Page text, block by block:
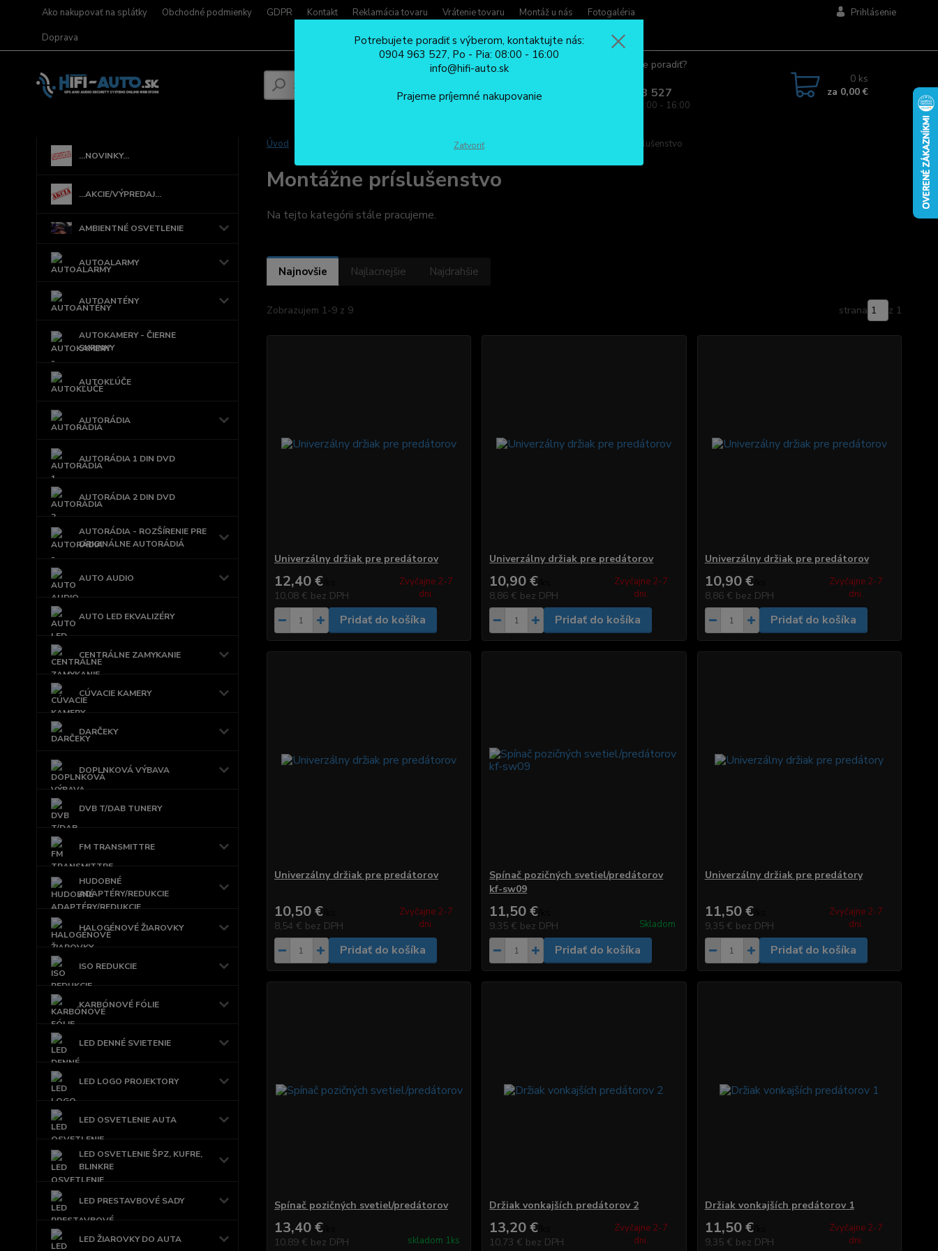
Ako nakupovať na splátky Obchodné podmienky GDPR Kontakt Reklamácia tovaru Vrátenie tovaru Montáž u nás
Fotogaléria
Doprava
Prihlásenie
Potrebujete poradiť?
0904 963 527
Po - Pia: 08:00 - 16:00
0 ks
za 0,00 €
...NOVINKY...
...AKCIE/VÝPREDAJ...
AMBIENTNÉ OSVETLENIE
AUTOALARMY
AUTOANTÉNY
AUTOKAMERY - ČIERNE
SKRINKY
AUTOKĽÚČE
AUTORÁDIA
AUTORÁDIA 1 DIN DVD
AUTORÁDIA 2 DIN DVD
AUTORÁDIA - ROZŠÍRENIE PRE
ORIGINÁLNE AUTORÁDIÁ
AUTO AUDIO
AUTO LED EKVALIZÉRY
CENTRÁLNE ZAMYKANIE
CÚVACIE KAMERY
DARČEKY
DOPLNKOVÁ VÝBAVA
DVB T/DAB TUNERY
FM TRANSMITTRE
HUDOBNÉ
ADAPTÉRY/REDUKCIE
HALOGÉNOVÉ ŽIAROVKY
ISO REDUKCIE
KARBÓNOVÉ FÓLIE
LED DENNÉ SVIETENIE
LED LOGO PROJEKTORY
LED OSVETLENIE AUTA
LED OSVETLENIE ŠPZ, KUFRE,
BLINKRE
LED PRESTAVBOVÉ SADY
LED ŽIAROVKY DO AUTA
Úvod MAJÁKY DO AUTA A VÝSTRAŽNÉ SVETLÁ Montážne príslušenstvo
Montážne príslušenstvo
Na tejto kategórii stále pracujeme.
Najnovšie Najlacnejšie Najdrahšie
Zobrazujem 1-9 z 9 strana z 1
Univerzálny držiak pre predátorov
12,40 €/
10,08 € bez DPH
Zvyčajne 2-7
dni.
Pridať do košíka
Univerzálny držiak pre predátorov
10,90 €
8,86 € bez DPH
Zvyčajne 2-7
dni.
Pridať do košíka
Univerzálny držiak pre predátorov
10,90 €/
8,86 € bez DPH
Zvyčajne 2-7
dni.
Pridať do košíka
Univerzálny držiak pre predátorov
10,50 €/
8,54 € bez DPH
Zvyčajne 2-7
dni.
Pridať do košíka
Spínač pozičných svetiel/predátorov
kf-sw09
11,50 €
9,35 € bez DPH Skladom
Pridať do košíka
Univerzálny držiak pre predátory
11,50 €/
9,35 € bez DPH
Zvyčajne 2-7
dni.
Pridať do košíka
Spínač pozičných svetiel/predátorov
13,40 €/
10,89 € bez DPH skladom 1ks
Držiak vonkajších predátorov 2
13,20 €
10,73 € bez DPH
Zvyčajne 2-7
dni.
Držiak vonkajších predátorov 1
11,50 €/
9,35 € bez DPH
Zvyčajne 2-7
dni.
Potrebujete poradiť s výberom, kontaktujte nás:
0904 963 527, Po - Pia: 08:00 - 16:00
info@hifi-auto.sk
Prajeme príjemné nakupovanie
Zatvoriť